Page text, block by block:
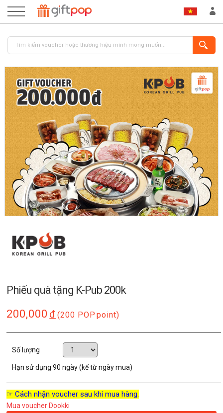
ĐĂNG NHẬP ĐĂNG KÝ
Phiếu quà tặng K-Pub 200k
200,000 đ (200 POP point)
Số lượng
Hạn sử dụng90 ngày (kể từ ngày mua)
☞ Cách nhận voucher sau khi mua hàng.
Mua voucher Dookki